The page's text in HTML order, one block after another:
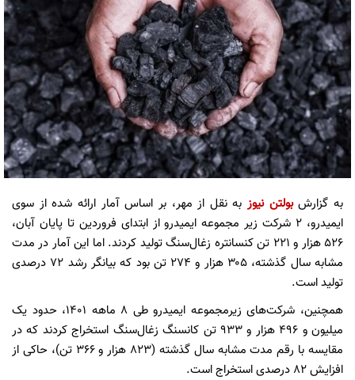
به گزارشبولتن نیوزبه نقل از مهر، بر اساس آمار ارائه شده از سوی
ایمیدرو، ۲ شرکت زیر مجموعه ایمیدرو از ابتدای فروردین تا پایان آبان،
۵۲۶ هزار و ۲۲۱ تن کنسانتره زغال‌سنگ تولید کردند. اما این آمار در مدت
مشابه سال گذشته، ۳۰۵ هزار و ۲۷۴ تن بود که بیانگر رشد ۷۲ درصدی
تولید است.
همچنین، شرکت‌های زیرمجموعه ایمیدرو طی ۸ ماهه ۱۴۰۱، حدود یک
میلیون و ۴۹۶ هزار و ۹۳۳ تن کانسنگ زغال‌سنگ استخراج کردند که در
مقایسه با رقم مدت مشابه سال گذشته (۸۲۳ هزار و ۳۶۶ تن)، حاکی از
افزایش ۸۲ درصدی استخراج است.